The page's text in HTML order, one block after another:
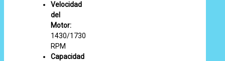
Velocidad
del
Motor:
1430/1730
RPM
Capacidad